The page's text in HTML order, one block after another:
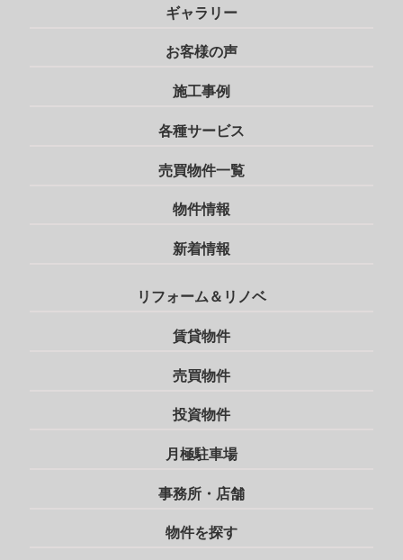
ギャラリー
お客様の声
施工事例
各種サービス
売買物件一覧
物件情報
新着情報
リフォーム＆リノベ
賃貸物件
売買物件
投資物件
月極駐車場
事務所・店舗
物件を探す